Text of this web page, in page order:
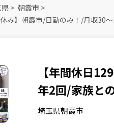
> 朝霞市 >
み】朝霞市/日勤のみ！/月収
【年間休日
年2回/家族と
埼玉県朝霞市